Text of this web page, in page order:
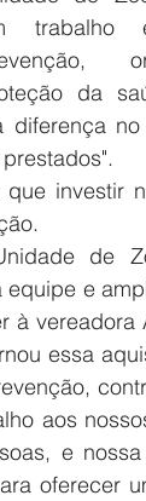
trabalho
da
diferença
investir
de
e
à vereadora
essa
aos
e nossa
oferecer